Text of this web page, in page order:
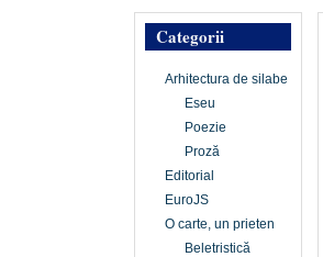
Categorii
Arhitectura de silabe
Eseu
Poezie
Proză
Editorial
EuroJS
O carte, un prieten
Beletristică